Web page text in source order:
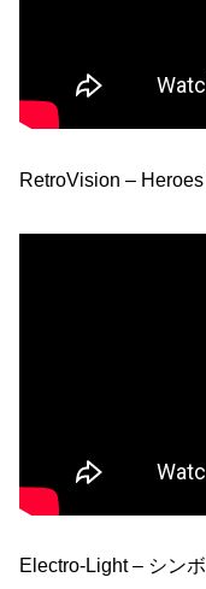
RetroVision –
Electro-Light – シン